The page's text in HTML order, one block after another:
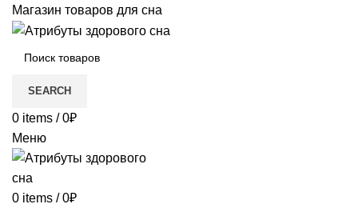
Магазин товаров для сна
SEARCH
0 items / 0₽
Меню
0 items / 0₽